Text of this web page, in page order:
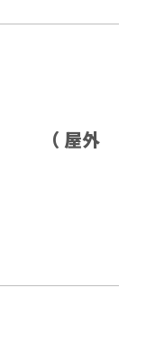
（ 屋外